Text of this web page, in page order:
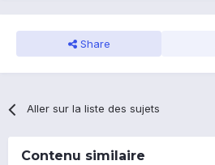
Share
Aller sur la liste des sujets
Contenu similaire